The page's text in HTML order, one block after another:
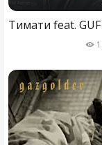
Тимати feat.